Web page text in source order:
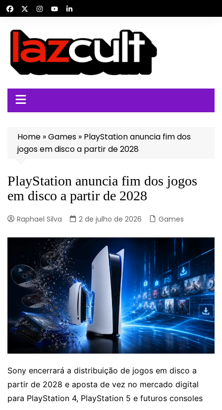
para
conteúdo
Home »Games » PlayStation anuncia fim dos
jogos em disco a partir de 2028
PlayStation anuncia fim dos jogos
em disco a partir de 2028
Raphael Silva 2 de julho de 2026 Games
Sony encerrará a distribuição de jogos em disco a
partir de 2028 e aposta de vez no mercado digital
para PlayStation 4, PlayStation 5 e futuros consoles